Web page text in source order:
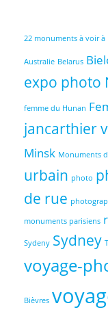
22 monuments à voir à
Australie Belarus
expo photo
femme du Hunan
jancarthier
Minsk Monuments
urbain photo
de rue
monuments parisiens
Sydeny Sydney
voyage-
Bièvres